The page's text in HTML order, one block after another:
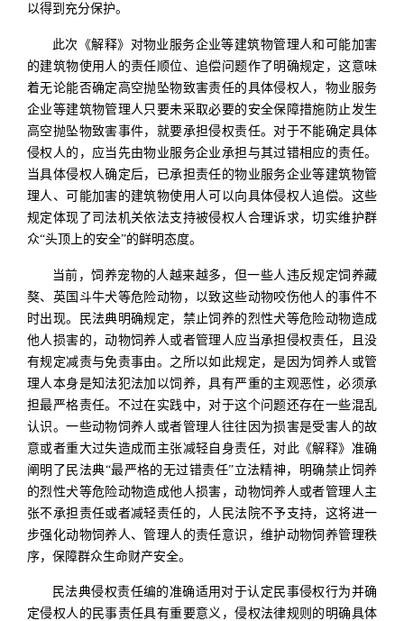
以得到充分保护。
此次《解释》对物业服务企业等建筑物管理人和可能加害
的建筑物使用人的责任顺位、追偿问题作了明确规定，这意味
着无论能否确定高空抛坠物致害责任的具体侵权人，物业服务
企业等建筑物管理人只要未采取必要的安全保障措施防止发生
高空抛坠物致害事件，就要承担侵权责任。对于不能确定具体
侵权人的，应当先由物业服务企业承担与其过错相应的责任。
当具体侵权人确定后，已承担责任的物业服务企业等建筑物管
理人、可能加害的建筑物使用人可以向具体侵权人追偿。这些
规定体现了司法机关依法支持被侵权人合理诉求，切实维护群
众“头顶上的安全”的鲜明态度。
当前，饲养宠物的人越来越多，但一些人违反规定饲养藏
獒、英国斗牛犬等危险动物，以致这些动物咬伤他人的事件不
时出现。民法典明确规定，禁止饲养的烈性犬等危险动物造成
他人损害的，动物饲养人或者管理人应当承担侵权责任，且没
有规定减责与免责事由。之所以如此规定，是因为饲养人或管
理人本身是知法犯法加以饲养，具有严重的主观恶性，必须承
担最严格责任。不过在实践中，对于这个问题还存在一些混乱
认识。一些动物饲养人或者管理人往往因为损害是受害人的故
意或者重大过失造成而主张减轻自身责任，对此《解释》准确
阐明了民法典“最严格的无过错责任”立法精神，明确禁止饲养
的烈性犬等危险动物造成他人损害，动物饲养人或者管理人主
张不承担责任或者减轻责任的，人民法院不予支持，这将进一
步强化动物饲养人、管理人的责任意识，维护动物饲养管理秩
序，保障群众生命财产安全。
民法典侵权责任编的准确适用对于认定民事侵权行为并确
定侵权人的民事责任具有重要意义，侵权法律规则的明确具体